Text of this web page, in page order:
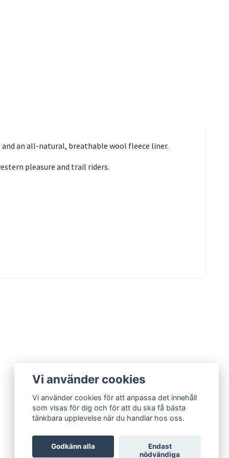
an all-natural, breathable wool fleece liner.
pleasure and trail riders.
Vi använder cookies
Vi använder cookies för att anpassa det innehåll
som visas för dig och för att du ska få bästa
tänkbara upplevelse när du handlar hos oss.
Godkänn alla
Endast
nödvändiga